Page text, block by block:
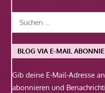
BLOG VIA E-MAIL
Gib deine E-Mail-Adresse
abonnieren und